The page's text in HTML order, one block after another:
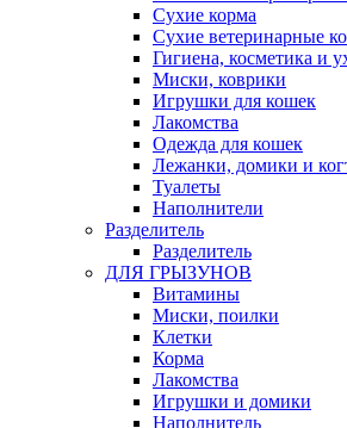
Сухие корма
Сухие ветеринарные
Гигиена, косметика и
Миски, коврики
Игрушки для кошек
Лакомства
Одежда для кошек
Лежанки, домики и
Туалеты
Наполнители
Pазделитель
Разделитель
ДЛЯ ГРЫЗУНОВ
Витамины
Миски, поилки
Клетки
Корма
Лакомства
Игрушки и домики
Наполнитель